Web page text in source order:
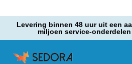
Levering binnen 48 uur uit een
miljoen service-